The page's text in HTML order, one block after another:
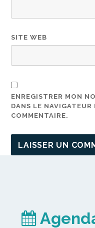
SITE WEB
ENREGISTRER MON
DANS LE
COMMENTAIRE.